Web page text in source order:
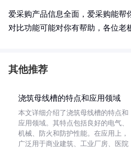
爱采购产品信息全面，爱采购能帮
对比功能可能对你有帮助，各位老
其他推荐
浇筑母线槽的特点和应用领域
本文详细介绍了浇筑母线槽的特点和
应用领域。其特点包括良好的电气、
机械、防火和防护性能。在应用上，
广泛用于商业建筑、工业厂房、医院